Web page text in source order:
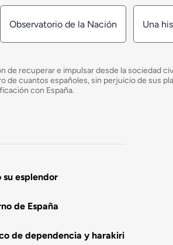
Observatorio de la Nación Una
de recuperar e impulsar desde la sociedad
cuantos españoles, sin perjuicio de sus
con España.
esplendor
de España
de dependencia y harakiri